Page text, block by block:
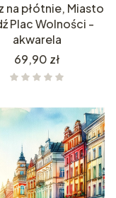
na płótnie, Miasto
Plac Wolności -
akwarela
Cena
69,90 zł